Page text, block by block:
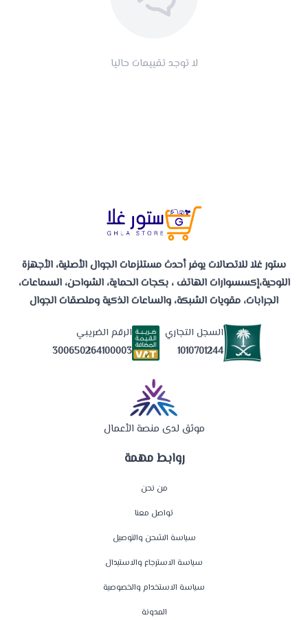
لا توجد تقييمات حاليا
روابط مهمة
من نحن
تواصل معنا
سياسة الشحن والتوصيل
سياسة الاسترجاع والاستبدال
سياسة الاستخدام والخصوصية
المدونة
ستور غلا للاتصالات يوفر أحدث مستلزمات الجوال الأصلية، الأجهزة
اللوحية،إكسسوارات الهاتف ، بكجات الحماية، الشواحن، السماعات،
الجرابات، مقويات الشبكة، والساعات الذكية وملصقات الجوال
السجل التجاري
1010701244
الرقم الضريبي
300650264100003
موثق لدى منصة الأعمال